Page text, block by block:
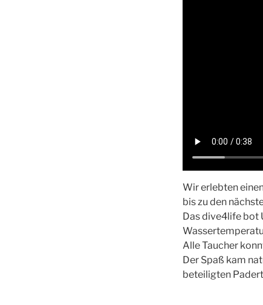
Wir erlebten
bis zu den
Das dive4life bot
Alle Taucher
Der Spaß kam
beteiligten